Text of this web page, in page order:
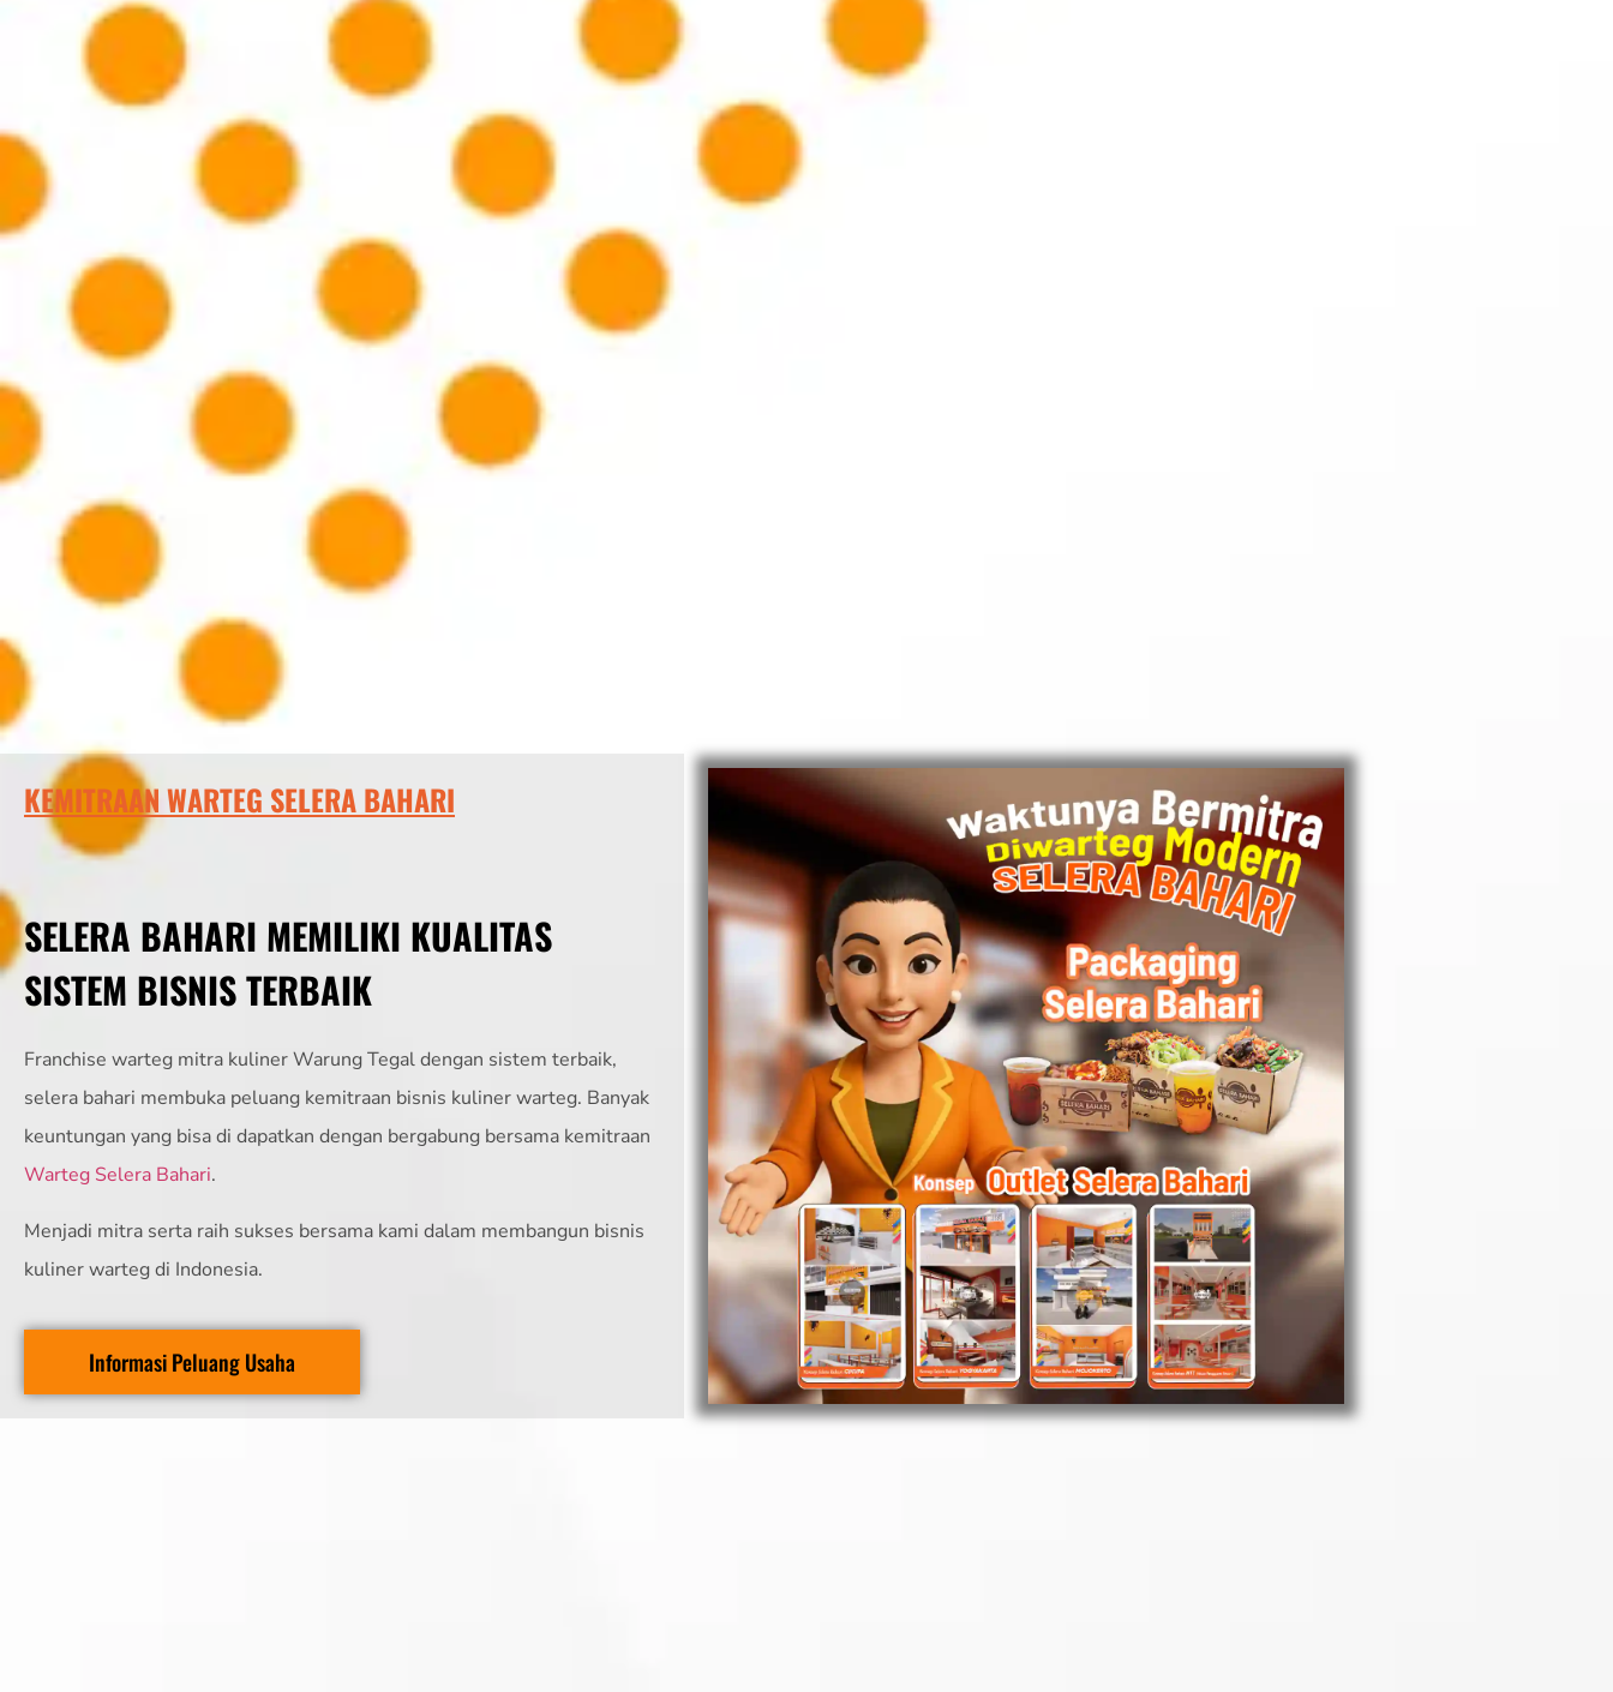
KEMITRAAN WARTEG SELERA BAHARI
SELERA BAHARI MEMILIKI KUALITAS
SISTEM BISNIS TERBAIK
Franchise warteg mitra kuliner Warung Tegal dengan sistem terbaik,
selera bahari membuka peluang kemitraan bisnis kuliner warteg. Banyak
keuntungan yang bisa di dapatkan dengan bergabung bersama kemitraan
Warteg Selera Bahari.
Menjadi mitra serta raih sukses bersama kami dalam membangun bisnis
kuliner warteg di Indonesia.
Informasi Peluang Usaha